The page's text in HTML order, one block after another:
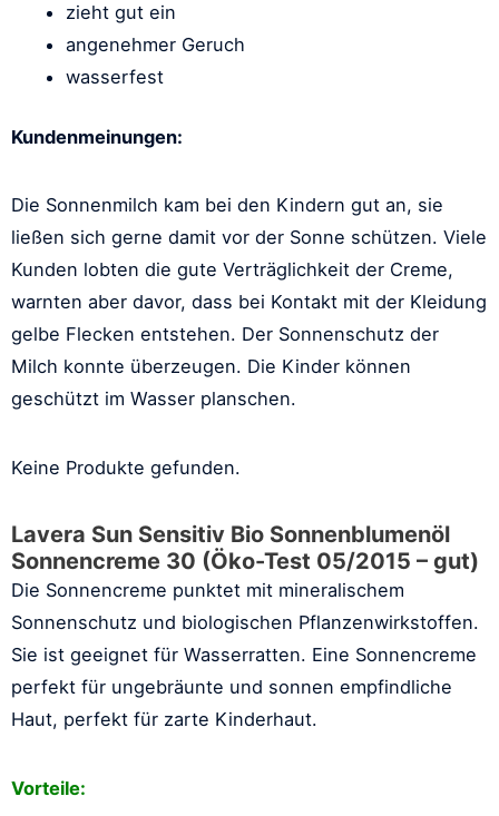
zieht gut ein
angenehmer Geruch
wasserfest
Kundenmeinungen:
Die Sonnenmilch kam bei den Kindern gut an, sie
ließen sich gerne damit vor der Sonne schützen. Viele
Kunden lobten die gute Verträglichkeit der Creme,
warnten aber davor, dass bei Kontakt mit der Kleidung
gelbe Flecken entstehen. Der Sonnenschutz der
Milch konnte überzeugen. Die Kinder können
geschützt im Wasser planschen.
Keine Produkte gefunden.
Lavera Sun Sensitiv Bio Sonnenblumenöl
Sonnencreme 30 (Öko-Test 05/2015 – gut)
Die Sonnencreme punktet mit mineralischem
Sonnenschutz und biologischen Pflanzenwirkstoffen.
Sie ist geeignet für Wasserratten. Eine Sonnencreme
perfekt für ungebräunte und sonnen empfindliche
Haut, perfekt für zarte Kinderhaut.
Vorteile: